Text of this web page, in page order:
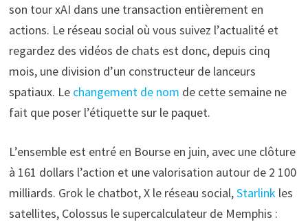
son tour xAI dans une transaction entièrement en
actions. Le réseau social où vous suivez l’actualité et
regardez des vidéos de chats est donc, depuis cinq
mois, une division d’un constructeur de lanceurs
spatiaux. Le changement de nom de cette semaine ne
fait que poser l’étiquette sur le paquet.
L’ensemble est entré en Bourse en juin, avec une clôture
à 161 dollars l’action et une valorisation autour de 2 100
milliards. Grok le chatbot, X le réseau social,Starlinkles
satellites, Colossus le supercalculateur de Memphis :